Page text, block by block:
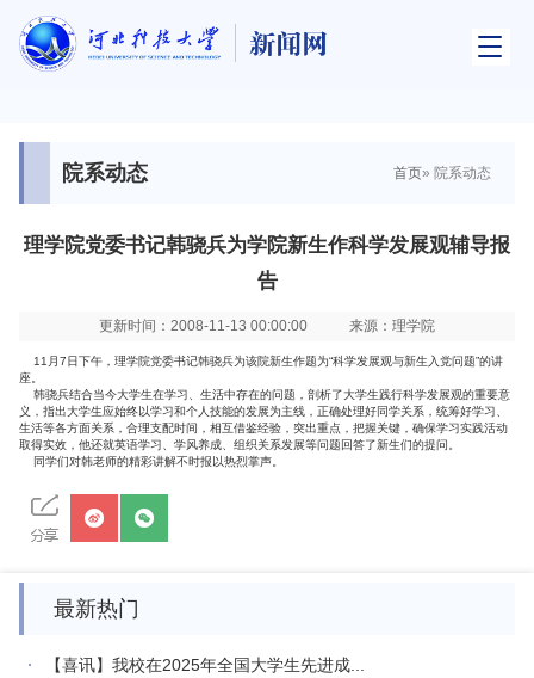
院系动态 首页» 院系动态
理学院党委书记韩骁兵为学院新生作科学发展观辅导报
告
更新时间：2008-11-13 00:00:00 来源：理学院
11月7日下午，理学院党委书记韩骁兵为该院新生作题为“科学发展观与新生入党问题”的讲
座。
韩骁兵结合当今大学生在学习、生活中存在的问题，剖析了大学生践行科学发展观的重要意
义，指出大学生应始终以学习和个人技能的发展为主线，正确处理好同学关系，统筹好学习、
生活等各方面关系，合理支配时间，相互借鉴经验，突出重点，把握关键，确保学习实践活动
取得实效，他还就英语学习、学风养成、组织关系发展等问题回答了新生们的提问。
同学们对韩老师的精彩讲解不时报以热烈掌声。
最新热门
【喜讯】我校在2025年全国大学生先进成...